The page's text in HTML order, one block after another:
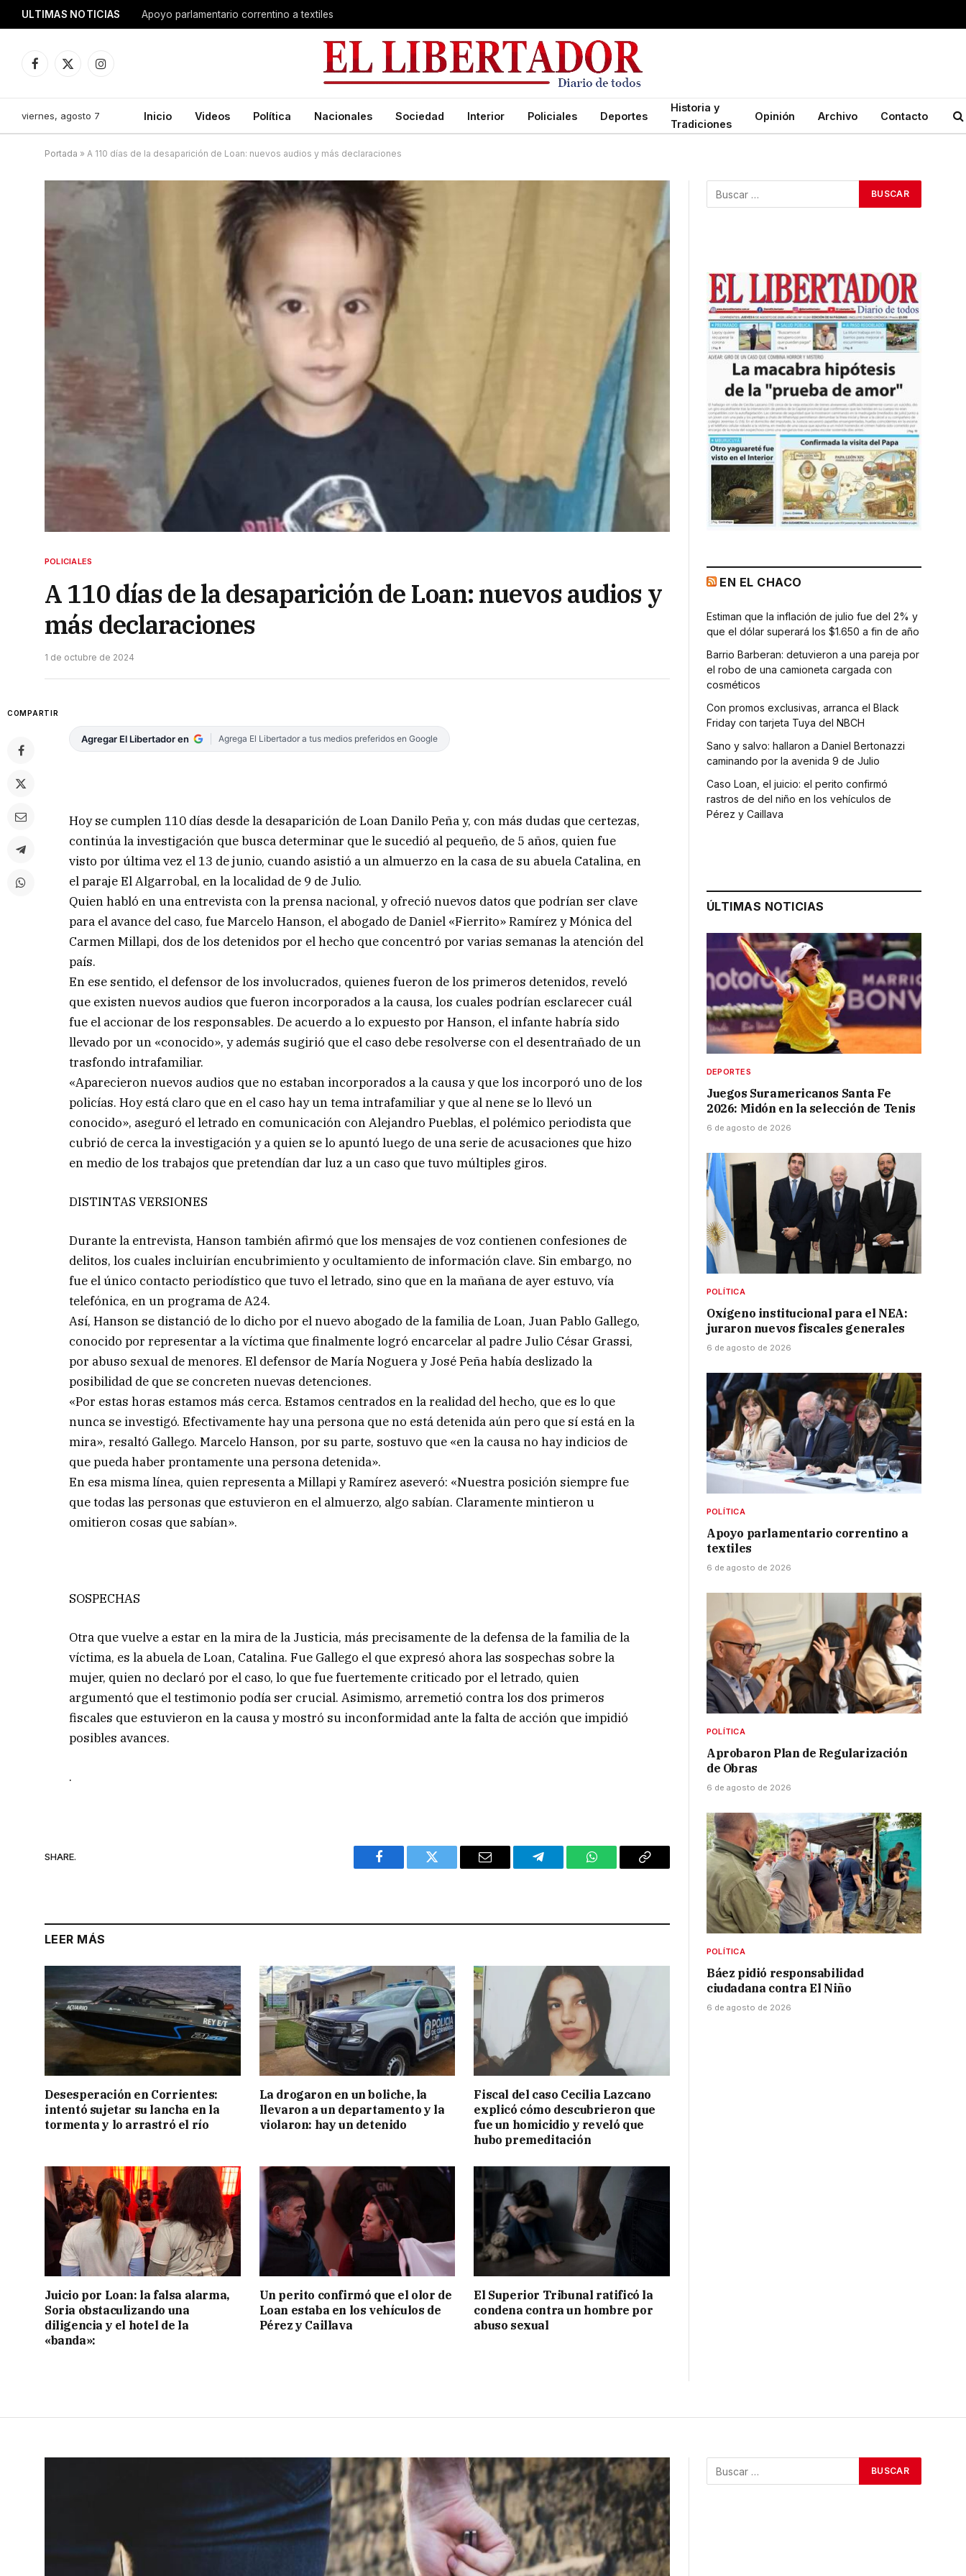
ULTIMAS NOTICIAS Apoyo parlamentario correntino a textiles
Facebook
X
Instagram
viernes, agosto 7 Inicio Videos Política Nacionales Sociedad Interior Policiales Deportes
Historia y
Tradiciones
Opinión Archivo Contacto
Portada » A 110 días de la desaparición de Loan: nuevos audios y más declaraciones
POLICIALES
A 110 días de la desaparición de Loan: nuevos audios y
más declaraciones
1 de octubre de 2024
COMPARTIR
Agregar El Libertador en Agrega El Libertador a tus medios preferidos en Google
Hoy se cumplen 110 días desde la desaparición de Loan Danilo Peña y, con más dudas que certezas,
continúa la investigación que busca determinar que le sucedió al pequeño, de 5 años, quien fue
visto por última vez el 13 de junio, cuando asistió a un almuerzo en la casa de su abuela Catalina, en
el paraje El Algarrobal, en la localidad de 9 de Julio.
Quien habló en una entrevista con la prensa nacional, y ofreció nuevos datos que podrían ser clave
para el avance del caso, fue Marcelo Hanson, el abogado de Daniel «Fierrito» Ramírez y Mónica del
Carmen Millapi, dos de los detenidos por el hecho que concentró por varias semanas la atención del
país.
En ese sentido, el defensor de los involucrados, quienes fueron de los primeros detenidos, reveló
que existen nuevos audios que fueron incorporados a la causa, los cuales podrían esclarecer cuál
fue el accionar de los responsables. De acuerdo a lo expuesto por Hanson, el infante habría sido
llevado por un «conocido», y además sugirió que el caso debe resolverse con el desentrañado de un
trasfondo intrafamiliar.
«Aparecieron nuevos audios que no estaban incorporados a la causa y que los incorporó uno de los
policías. Hoy está claro que en el caso hay un tema intrafamiliar y que al nene se lo llevó un
conocido», aseguró el letrado en comunicación con Alejandro Pueblas, el polémico periodista que
cubrió de cerca la investigación y a quien se lo apuntó luego de una serie de acusaciones que hizo
en medio de los trabajos que pretendían dar luz a un caso que tuvo múltiples giros.
DISTINTAS VERSIONES
Durante la entrevista, Hanson también afirmó que los mensajes de voz contienen confesiones de
delitos, los cuales incluirían encubrimiento y ocultamiento de información clave. Sin embargo, no
fue el único contacto periodístico que tuvo el letrado, sino que en la mañana de ayer estuvo, vía
telefónica, en un programa de A24.
Así, Hanson se distanció de lo dicho por el nuevo abogado de la familia de Loan, Juan Pablo Gallego,
conocido por representar a la víctima que finalmente logró encarcelar al padre Julio César Grassi,
por abuso sexual de menores. El defensor de María Noguera y José Peña había deslizado la
posibilidad de que se concreten nuevas detenciones.
«Por estas horas estamos más cerca. Estamos centrados en la realidad del hecho, que es lo que
nunca se investigó. Efectivamente hay una persona que no está detenida aún pero que sí está en la
mira», resaltó Gallego. Marcelo Hanson, por su parte, sostuvo que «en la causa no hay indicios de
que pueda haber prontamente una persona detenida».
En esa misma línea, quien representa a Millapi y Ramírez aseveró: «Nuestra posición siempre fue
que todas las personas que estuvieron en el almuerzo, algo sabían. Claramente mintieron u
omitieron cosas que sabían».
SOSPECHAS
Otra que vuelve a estar en la mira de la Justicia, más precisamente de la defensa de la familia de la
víctima, es la abuela de Loan, Catalina. Fue Gallego el que expresó ahora las sospechas sobre la
mujer, quien no declaró por el caso, lo que fue fuertemente criticado por el letrado, quien
argumentó que el testimonio podía ser crucial. Asimismo, arremetió contra los dos primeros
fiscales que estuvieron en la causa y mostró su inconformidad ante la falta de acción que impidió
posibles avances.
.
SHARE.
Facebook Twitter Email Telegram WhatsAppCopy
LEER MÁS
Desesperación en Corrientes:
intentó sujetar su lancha en la
tormenta y lo arrastró el río
La drogaron en un boliche, la
llevaron a un departamento y la
violaron: hay un detenido
Fiscal del caso Cecilia Lazcano
explicó cómo descubrieron que
fue un homicidio y reveló que
hubo premeditación
Juicio por Loan: la falsa alarma,
Soria obstaculizando una
diligencia y el hotel de la
«banda»:
Un perito confirmó que el olor de
Loan estaba en los vehículos de
Pérez y Caillava
El Superior Tribunal ratificó la
condena contra un hombre por
abuso sexual
EN EL CHACO
Estiman que la inflación de julio fue del 2% y
que el dólar superará los $1.650 a fin de año
Barrio Barberan: detuvieron a una pareja por
el robo de una camioneta cargada con
cosméticos
Con promos exclusivas, arranca el Black
Friday con tarjeta Tuya del NBCH
Sano y salvo: hallaron a Daniel Bertonazzi
caminando por la avenida 9 de Julio
Caso Loan, el juicio: el perito confirmó
rastros de del niño en los vehículos de
Pérez y Caillava
ÚLTIMAS NOTICIAS
DEPORTES
Juegos Suramericanos Santa Fe
2026: Midón en la selección de Tenis
6 de agosto de 2026
POLÍTICA
Oxígeno institucional para el NEA:
juraron nuevos fiscales generales
6 de agosto de 2026
POLÍTICA
Apoyo parlamentario correntino a
textiles
6 de agosto de 2026
POLÍTICA
Aprobaron Plan de Regularización
de Obras
6 de agosto de 2026
POLÍTICA
Báez pidió responsabilidad
ciudadana contra El Niño
6 de agosto de 2026